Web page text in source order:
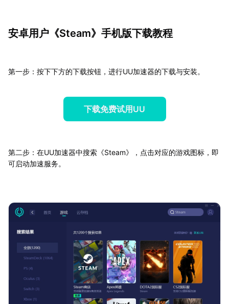
安卓用户《Steam》手机版下载教程
第一步：按下下方的下载按钮，进行UU加速器的下载与安装。
下载免费试用UU
第二步：在UU加速器中搜索《Steam》，点击对应的游戏图标，即
可启动加速服务。